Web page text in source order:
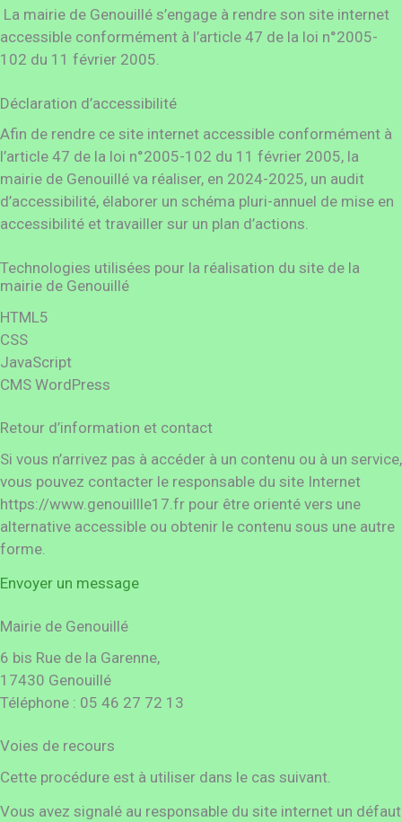
La mairie de Genouillé s’engage à rendre son site internet
accessible conformément à l’article 47 de la loi n°2005-
102 du 11 février 2005.
Déclaration d’accessibilité
Afin de rendre ce site internet accessible conformément à
l’article 47 de la loi n°2005-102 du 11 février 2005, la
mairie de Genouillé va réaliser, en 2024-2025, un audit
d’accessibilité, élaborer un schéma pluri-annuel de mise en
accessibilité et travailler sur un plan d’actions.
Technologies utilisées pour la réalisation du site de la
mairie de Genouillé
HTML5
CSS
JavaScript
CMS WordPress
Retour d’information et contact
Si vous n’arrivez pas à accéder à un contenu ou à un service,
vous pouvez contacter le responsable du site Internet
https://www.genouillle17.fr pour être orienté vers une
alternative accessible ou obtenir le contenu sous une autre
forme.
Envoyer un message
Mairie de Genouillé
6 bis Rue de la Garenne,
17430 Genouillé
Téléphone : 05 46 27 72 13
Voies de recours
Cette procédure est à utiliser dans le cas suivant.
Vous avez signalé au responsable du site internet un défaut